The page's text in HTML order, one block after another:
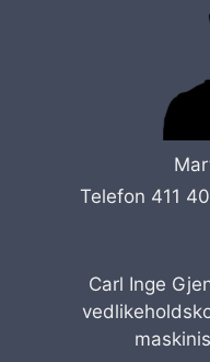
Telefon 411
Carl Inge